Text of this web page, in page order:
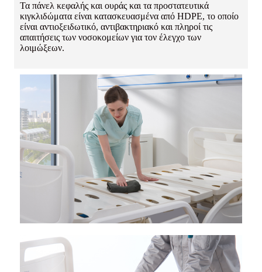
Τα πάνελ κεφαλής και ουράς και τα προστατευτικά
κιγκλιδώματα είναι κατασκευασμένα από HDPE, το οποίο
είναι αντιοξειδωτικό, αντιβακτηριακό και πληροί τις
απαιτήσεις των νοσοκομείων για τον έλεγχο των
λοιμώξεων.